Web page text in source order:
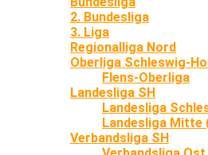
2. Bundesliga
3. Liga
Regionalliga Nord
Oberliga Schleswig-
Flens-Oberliga
Landesliga SH
Landesliga
Landesliga Mitte
Verbandsliga SH